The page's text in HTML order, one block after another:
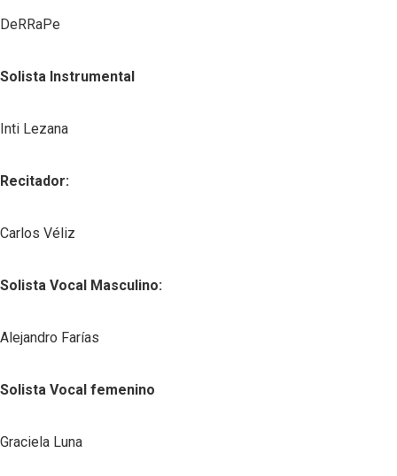
DeRRaPe
Solista Instrumental
Inti Lezana
Recitador:
Carlos Véliz
Solista Vocal Masculino:
Alejandro Farías
Solista Vocal femenino
Graciela Luna